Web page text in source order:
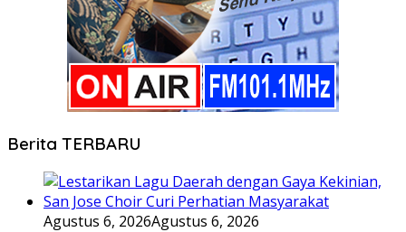
Berita TERBARU
Agustus 6, 2026Agustus 6, 2026